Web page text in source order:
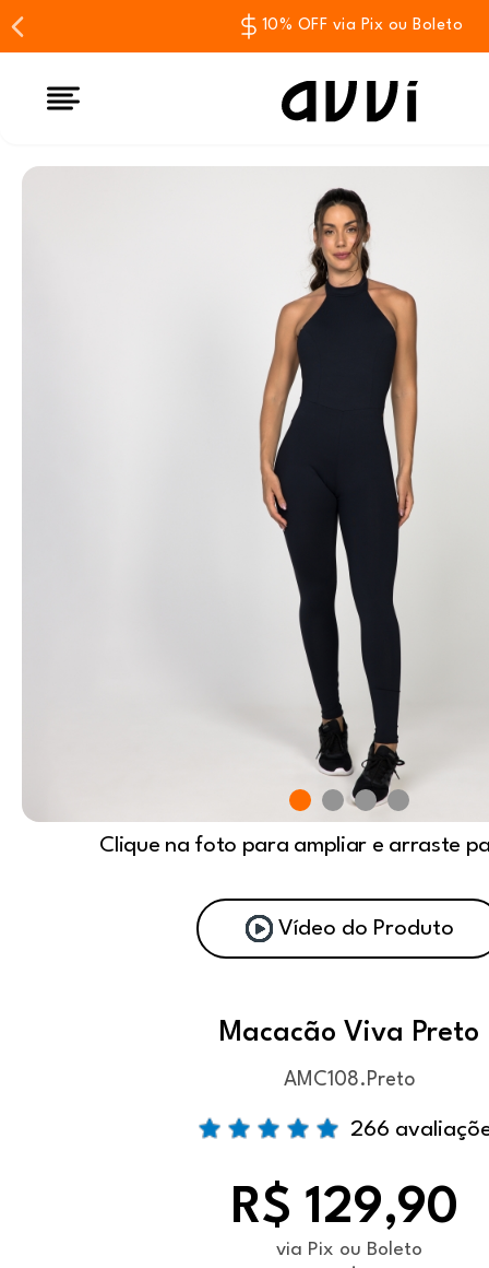
10% OFF via Pix ou Boleto
Clique na foto para ampliar e arraste
Vídeo do Produto
Macacão Viva Preto
AMC108.Preto
266
R$ 129,90
via Pix ou Boleto